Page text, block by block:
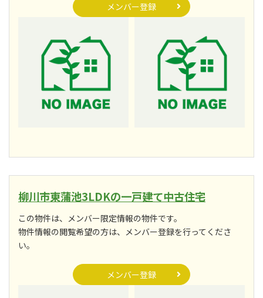
メンバー登録
柳川市東蒲池3LDKの一戸建て中古住宅
この物件は、メンバー限定情報の物件です。
物件情報の閲覧希望の方は、メンバー登録を行ってくださ
い。
メンバー登録